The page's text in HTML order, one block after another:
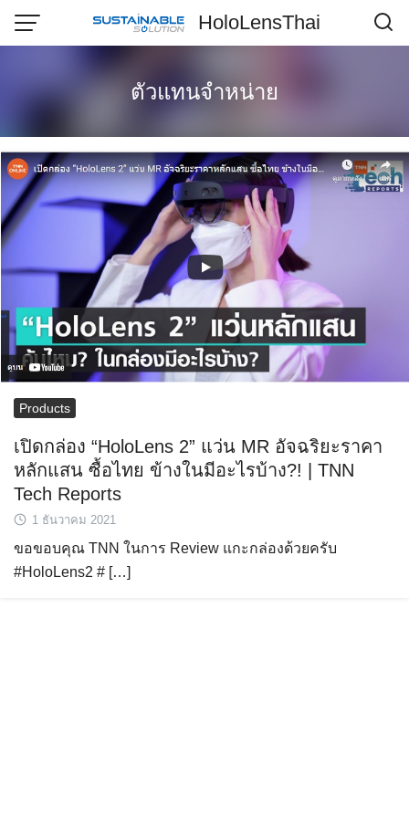
HoloLensThai
Search
for:
ตัวแทนจำหน่าย
Products
เปิดกล่อง “HoloLens 2” แว่น MR อัจฉริยะราคา
หลักแสน ซื้อไทย ข้างในมีอะไรบ้าง?! | TNN
Tech Reports
1 ธันวาคม 2021
ขอขอบคุณ TNN ในการ Review แกะกล่องด้วยครับ
#HoloLens2 # […]